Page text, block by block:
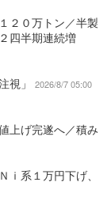
２０万トン／半製
四半期連続増
視」
2026/8/7 05:00
上げ完遂へ／積み
系１万円下げ、